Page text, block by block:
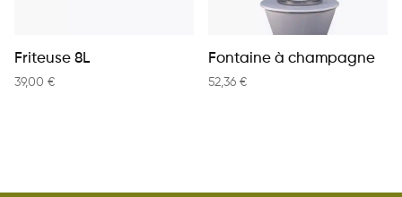
Friteuse 8L
39,00 €
Fontaine à champagne
52,36 €